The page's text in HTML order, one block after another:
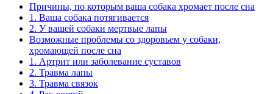
Причины, по которым ваша собака хромает после сна
1. Ваша собака потягивается
2. У вашей собаки мертвые лапы
Возможные проблемы со здоровьем у собаки,
хромающей после сна
1. Артрит или заболевание суставов
2. Травма лапы
3. Травма связок